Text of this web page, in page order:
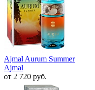
Ajmal Aurum Summer
Ajmal
от 2 720 руб.